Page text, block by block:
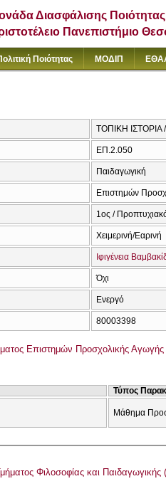
Διασφάλισης Ποιότητας
Πανεπιστήμιο
Ποιότητας ΜΟΔΙΠ
ΤΟΠΙΚΗ ΙΣΤΟΡΙΑ
ΕΠ.2.050
Παιδαγωγική
Επιστημών
1ος /
Χειμερινή/Εαρινή
Ιφιγένεια
Όχι
Ενεργό
80003398
Επιστημών Προσχολικής Αγωγής
Τύπος
Μάθημα
Φιλοσοφίας και Παιδαγωγικής